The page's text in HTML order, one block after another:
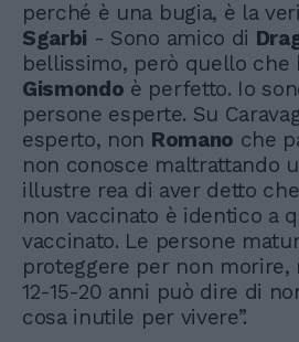
perché è una bugia, è la
Sgarbi - Sono amico di
bellissimo, però quello che
Gismondo è perfetto. Io
persone esperte. Su
esperto, non Romano che
non conosce maltrattando
illustre rea di aver detto
non vaccinato è identico a
vaccinato. Le persone
proteggere per non morire,
12-15-20 anni può dire di
cosa inutile per vivere”.